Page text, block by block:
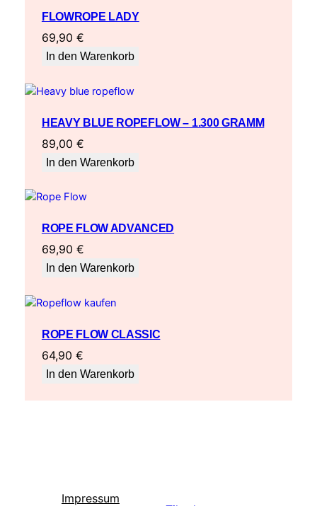
FLOWROPE LADY
69,90 €
In den Warenkorb
HEAVY BLUE ROPEFLOW – 1.300 GRAMM
89,00 €
In den Warenkorb
ROPE FLOW ADVANCED
69,90 €
In den Warenkorb
ROPE FLOW CLASSIC
64,90 €
In den Warenkorb
Impressum